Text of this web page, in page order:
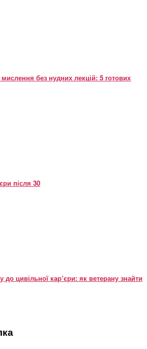
без нудних лекцій: 5 готових
після 30
до цивільної кар’єри: як ветерану знайти